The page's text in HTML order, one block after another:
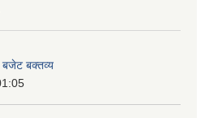
बजेट बक्तव्य